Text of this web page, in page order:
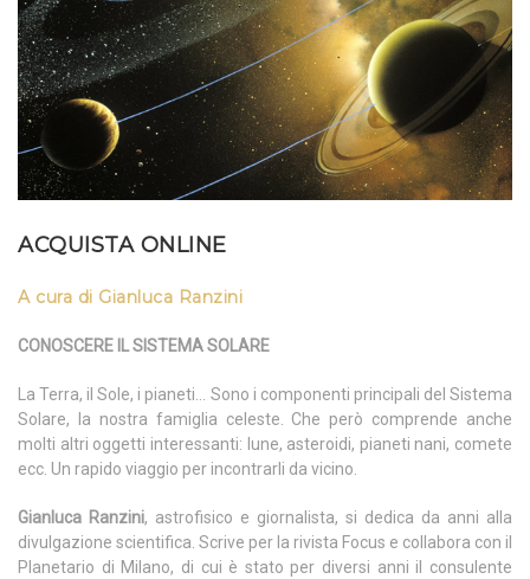
ACQUISTA ONLINE
A cura di Gianluca Ranzini
CONOSCERE IL SISTEMA SOLARE
La Terra, il Sole, i pianeti… Sono i componenti principali del Sistema
Solare, la nostra famiglia celeste. Che però comprende anche
molti altri oggetti interessanti: lune, asteroidi, pianeti nani, comete
ecc. Un rapido viaggio per incontrarli da vicino.
Gianluca Ranzini, astrofisico e giornalista, si dedica da anni alla
divulgazione scientifica. Scrive per la rivista Focus e collabora con il
Planetario di Milano, di cui è stato per diversi anni il consulente